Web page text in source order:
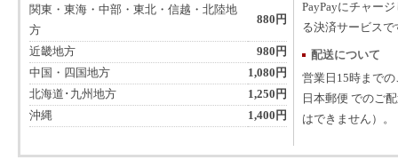
関東・東海・中部・東北・信越・北陸地
方
880円
近畿地方
980円
中国・四国地方
1,080円
北海道･九州地方
1,250円
沖縄
1,400円
PayPayにチャー
る決済サービスで
配送について
営業日15時まで
日本郵便 でのご
はできません）。